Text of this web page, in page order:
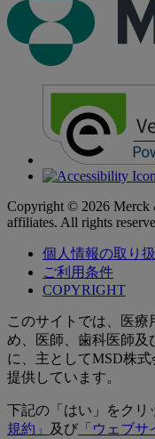
Copyright © 2026 Merck
affiliates. All rights
個人情報の取り
ご利用条件
COPYRIGHT
このサイトでは、医療
め、医師、歯科医師及
に、主としてMSD株
提供しています。
下記の「はい」をクリ
規約」
及び 「ウェブサ